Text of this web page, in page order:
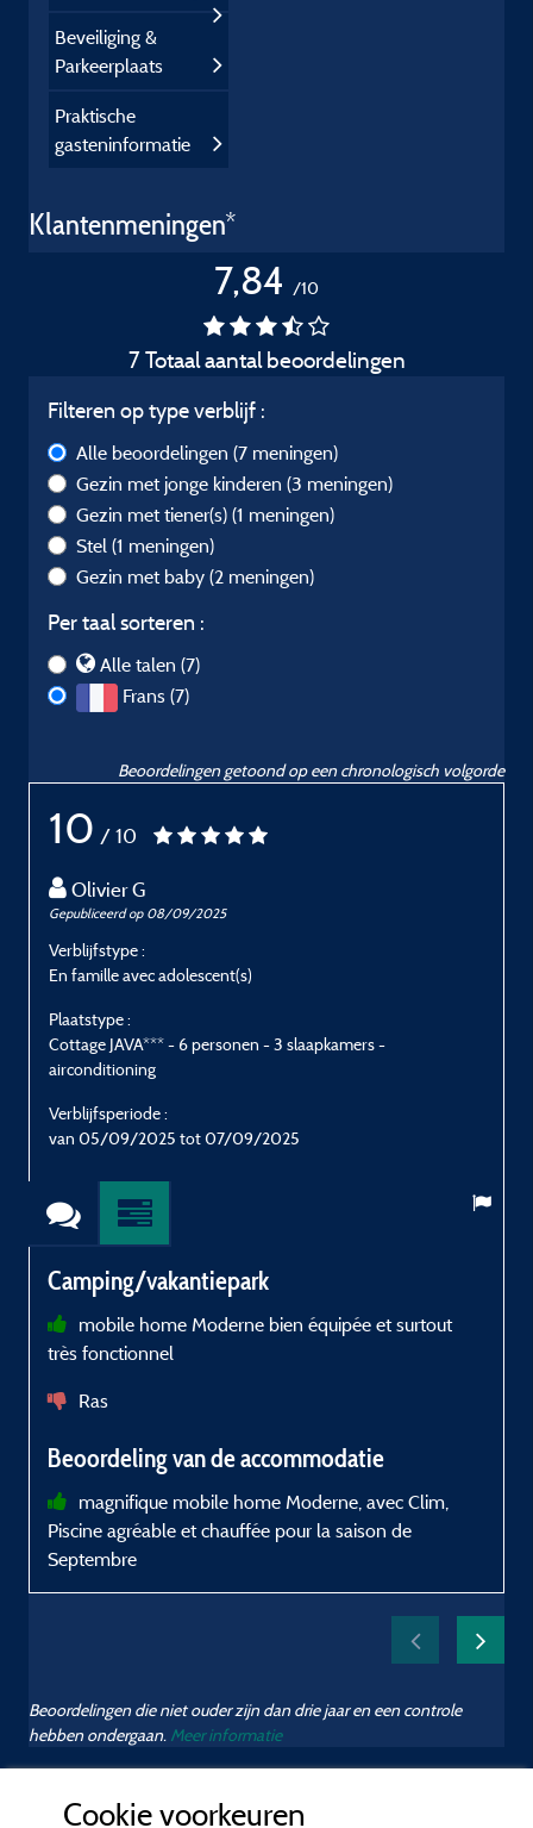
Beveiliging &
Parkeerplaats
Praktische
gasteninformatie
Klantenmeningen*
7,84 /10
7 Totaal aantal beoordelingen
Filteren op type verblijf :
Alle beoordelingen (7 meningen)
Gezin met jonge kinderen (3 meningen)
Gezin met tiener(s) (1 meningen)
Stel (1 meningen)
Gezin met baby (2 meningen)
Per taal sorteren :
Alle talen (7)
Frans (7)
Beoordelingen getoond op een chronologisch volgorde
10 / 10
Olivier G
Gepubliceerd op 08/09/2025
Verblijfstype :
En famille avec adolescent(s)
Plaatstype :
Cottage JAVA*** - 6 personen - 3 slaapkamers -
airconditioning
Verblijfsperiode :
van 05/09/2025 tot 07/09/2025
Camping/vakantiepark
mobile home Moderne bien équipée et surtout
très fonctionnel
Ras
Beoordeling van de accommodatie
magnifique mobile home Moderne, avec Clim,
Piscine agréable et chauffée pour la saison de
Septembre
Beoordelingen die niet ouder zijn dan drie jaar en een controle
hebben ondergaan. Meer informatie
Cookie voorkeuren